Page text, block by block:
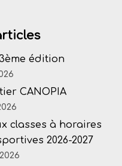
édition
CANOPIA
classes à horaires
2026-2027